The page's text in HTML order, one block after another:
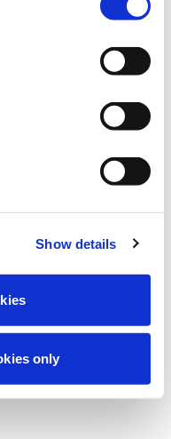
Show details
only
için şu anda
Merak
tekrar çevrimiçi